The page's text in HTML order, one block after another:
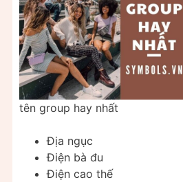
tên group hay nhất
Địa ngục
Điện bà đu
Điện cao thế